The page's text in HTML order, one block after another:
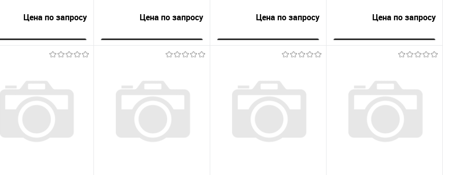
Цена по запросу
Запросить цену
Купить в 1
сравнению
В избранное
Под заказ
Цена по запросу
Запросить цену
Купить в 1
сравнению
В избранное
Под заказ
Цена по запросу
Запросить цену
Купить в 1
сравнению
В избранное
Под заказ
Цена по запросу
Запросить цену
Купить в 1
сравнению
В избранное
Под заказ